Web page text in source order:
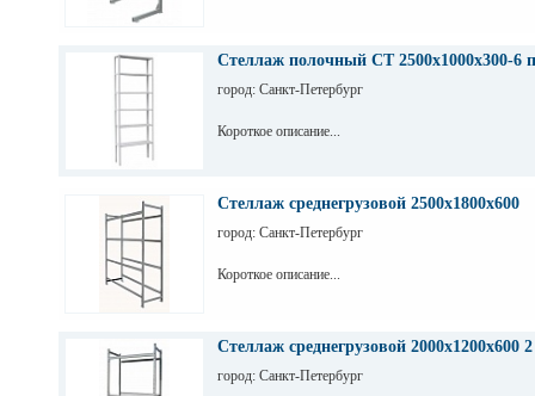
Стеллаж полочный СТ 2500х1000х300-6
город: Санкт-Петербург
Короткое описание...
Стеллаж среднегрузовой 2500х1800х600
город: Санкт-Петербург
Короткое описание...
Стеллаж среднегрузовой 2000х1200х600
город: Санкт-Петербург